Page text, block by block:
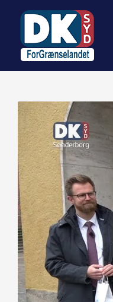
content
View
Larger
Image